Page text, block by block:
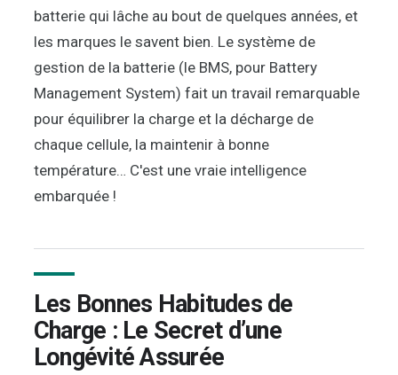
batterie qui lâche au bout de quelques années, et
les marques le savent bien. Le système de
gestion de la batterie (le BMS, pour Battery
Management System) fait un travail remarquable
pour équilibrer la charge et la décharge de
chaque cellule, la maintenir à bonne
température… C'est une vraie intelligence
embarquée !
Les Bonnes Habitudes de
Charge : Le Secret d’une
Longévité Assurée